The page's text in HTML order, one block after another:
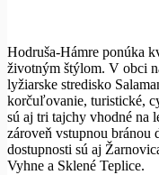
Hodruša-Hámre ponúka
životným štýlom. V obci
lyžiarske stredisko
korčuľovanie, turistické,
sú aj tri tajchy vhodné na
zároveň vstupnou bránou
dostupnosti sú aj
Vyhne a Sklené Teplice.